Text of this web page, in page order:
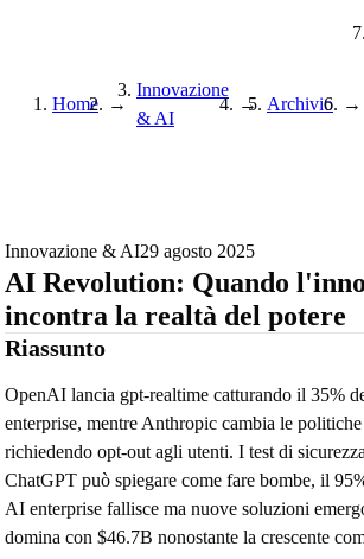
Home →
Innovazione
& AI
→ Archivio →
Innovazione & AI29 agosto 2025
AI Revolution: Quando
incontra la realtà del potere
Riassunto
OpenAI lancia gpt-realtime catturando il 35%
enterprise, mentre Anthropic cambia le
richiedendo opt-out agli utenti. I test di
ChatGPT può spiegare come fare bombe, il
AI enterprise fallisce ma nuove soluzioni
domina con $46.7B nonostante la crescente